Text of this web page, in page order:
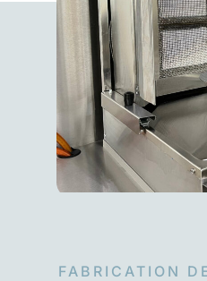
FABRICATION